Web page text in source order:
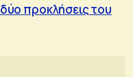
δύο προκλήσεις του